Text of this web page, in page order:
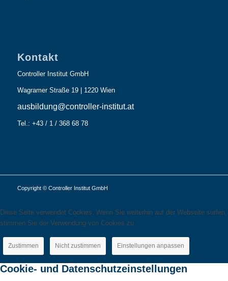
Kontakt
Controller Institut GmbH
Wagramer Straße 19 | 1220 Wien
ausbildung@controller-institut.at
Tel.: +43 / 1 / 368 68 78
Copyright © Controller Institut GmbH
Diese Seite verwendet Cookies. Wenn Sie weiterhin auf der Webseite surfen,
stimmen Sie der Verwendung von Cookies zu.
Zustimmen Nicht zustimmen Einstellungen anpassen
Cookie- und Datenschutzeinstellungen